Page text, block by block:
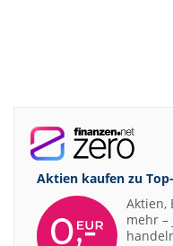
Aktien kaufen zu
Aktien,
mehr